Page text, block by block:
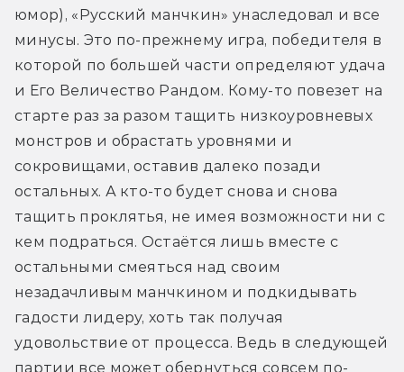
юмор), «Русский манчкин» унаследовал и все
минусы. Это по-прежнему игра, победителя в
которой по большей части определяют удача
и Его Величество Рандом. Кому-то повезет на
старте раз за разом тащить низкоуровневых
монстров и обрастать уровнями и
сокровищами, оставив далеко позади
остальных. А кто-то будет снова и снова
тащить проклятья, не имея возможности ни с
кем подраться. Остаётся лишь вместе с
остальными смеяться над своим
незадачливым манчкином и подкидывать
гадости лидеру, хоть так получая
удовольствие от процесса. Ведь в следующей
партии все может обернуться совсем по-